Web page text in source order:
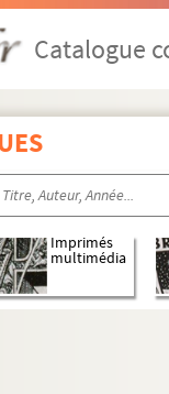
Catalogue
Imprimés
multimédia